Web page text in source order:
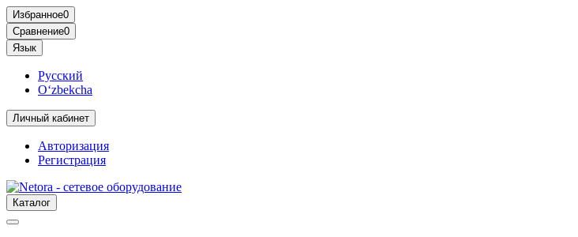
Избранное0
Сравнение0
Язык
Русский
O‘zbekcha
Личный кабинет
Авторизация
Регистрация
Каталог